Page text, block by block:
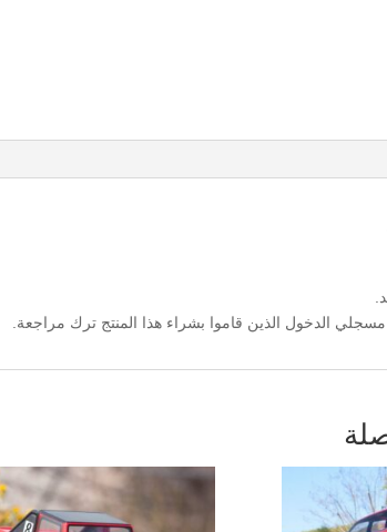
الدخول الذين قاموا بشراء هذا المنتج ترك مراجعة.